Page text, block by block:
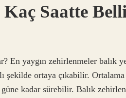
Saatte
En yaygın zehirlenmeler balık
şekilde ortaya çıkabilir.
kadar sürebilir. Balık